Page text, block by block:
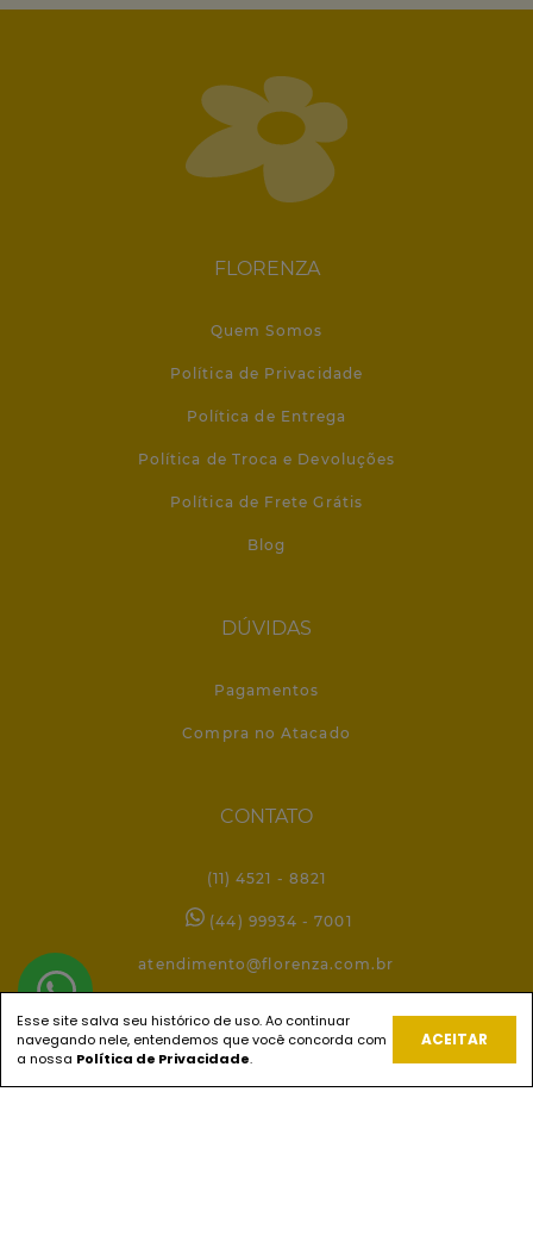
FLORENZA
Quem Somos
Política de Privacidade
Política de Entrega
Política de Troca e Devoluções
Política de Frete Grátis
Blog
DÚVIDAS
Pagamentos
Compra no Atacado
CONTATO
(11) 4521 - 8821
(44) 99934 - 7001
atendimento@florenza.com.br
REDES SOCIAIS
Esse site salva seu histórico de uso. Ao continuar
navegando nele, entendemos que você concorda com
a nossa Política de Privacidade.
ACEITAR